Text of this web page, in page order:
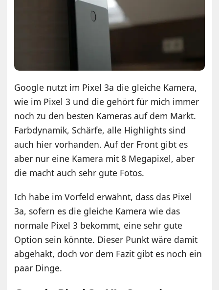
Google nutzt im Pixel 3a die gleiche Kamera,
wie im Pixel 3 und die gehört für mich immer
noch zu den besten Kameras auf dem Markt.
Farbdynamik, Schärfe, alle Highlights sind
auch hier vorhanden. Auf der Front gibt es
aber nur eine Kamera mit 8 Megapixel, aber
die macht auch sehr gute Fotos.
Ich habe im Vorfeld erwähnt, dass das Pixel
3a, sofern es die gleiche Kamera wie das
normale Pixel 3 bekommt, eine sehr gute
Option sein könnte. Dieser Punkt wäre damit
abgehakt, doch vor dem Fazit gibt es noch ein
paar Dinge.